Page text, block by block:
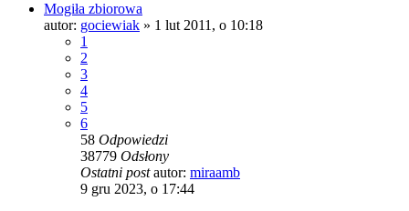
Mogiła zbiorowa
autor: gociewiak » 1 lut 2011, o 10:18
1
2
3
4
5
6
58 Odpowiedzi
38779 Odsłony
Ostatni postautor: miraamb
9 gru 2023, o 17:44